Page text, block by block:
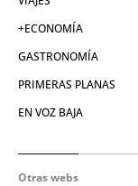
+ECONOMÍA
GASTRONOMÍA
PRIMERAS PLANAS
EN VOZ BAJA
Otras webs